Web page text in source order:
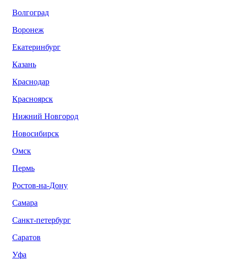
Волгоград
Воронеж
Екатеринбург
Казань
Краснодар
Красноярск
Нижний Новгород
Новосибирск
Омск
Пермь
Ростов-на-Дону
Самара
Санкт-петербург
Саратов
Уфа